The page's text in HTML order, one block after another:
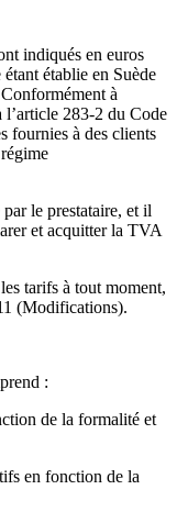
indiqués en euros
établie en Suède
à
283-2 du Code
fournies à des clients
le prestataire, et il
et acquitter la TVA
tarifs à tout moment,
(Modifications).
:
de la formalité et
en fonction de la